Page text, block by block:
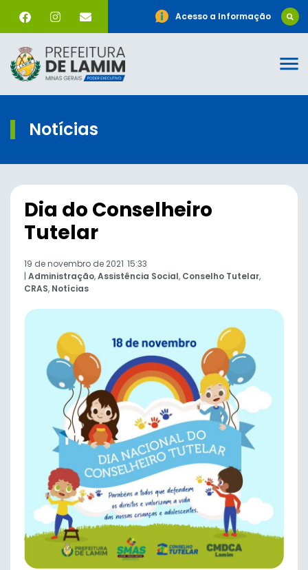
Acesso a Informação
Notícias
Dia do Conselheiro
Tutelar
19 de novembro de 2021 15:33
| Administração,Assistência Social, Conselho Tutelar,
CRAS, Notícias